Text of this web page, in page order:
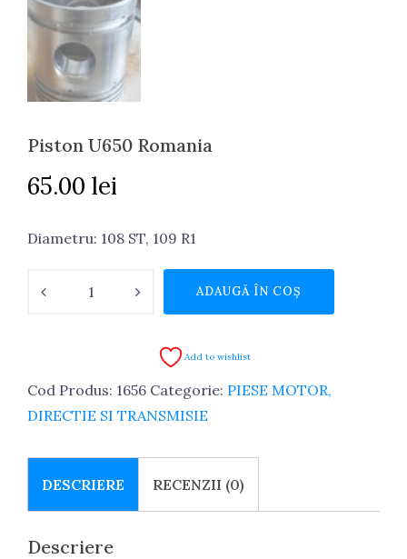
Piston U650 Romania
65.00 lei
Diametru: 108 ST, 109 R1
ADAUGĂ ÎN COȘ
Add to wishlist
Cod Produs: 1656 Categorie: PIESE MOTOR,
DIRECTIE SI TRANSMISIE
DESCRIERE RECENZII (0)
Descriere